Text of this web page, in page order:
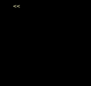
<<